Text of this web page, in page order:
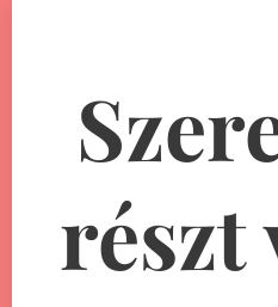
részt